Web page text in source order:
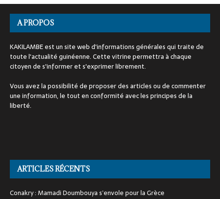
A PROPOS
KAKILAMBE est un site web d'informations générales qui traite de
toute l'actualité guinéenne. Cette vitrine permettra à chaque
citoyen de s'informer et s'exprimer librement.
Vous avez la possibilité de proposer des articles ou de commenter
une information, le tout en conformité avec les principes de la
liberté.
ARTICLES RÉCENTS
Conakry : Mamadi Doumbouya s’envole pour la Grèce